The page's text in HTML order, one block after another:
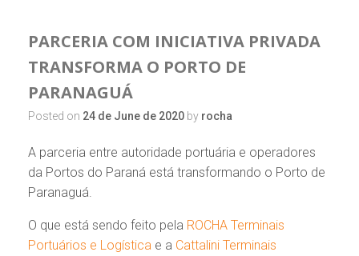
PARCERIA COM INICIATIVA PRIVADA
TRANSFORMA O PORTO DE
PARANAGUÁ
Posted on 24 de June de 2020 by rocha
A parceria entre autoridade portuária e operadores
da Portos do Paraná está transformando o Porto de
Paranaguá.
O que está sendo feito pela ROCHA Terminais
Portuários e Logística e a Cattalini Terminais